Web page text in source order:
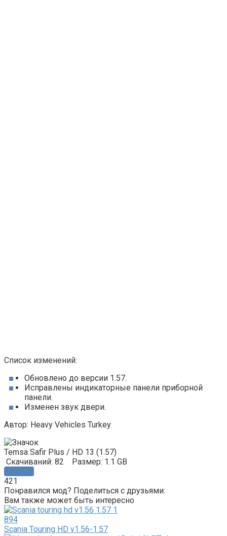
Список изменений:
Обновлено до версии 1.57.
Исправлены индикаторные панели приборной
панели.
Изменен звук двери.
Автор: Heavy Vehicles Turkey
Temsa Safir Plus / HD 13 (1.57)
Скачиваний: 82
Размер: 1.1 GB
Скачать
421
Понравился мод? Поделиться с друзьями:
Вам также может быть интересно
894
Scania Touring HD v1.56-1.57